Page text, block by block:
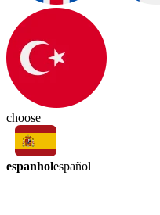
choose
espanholespañol